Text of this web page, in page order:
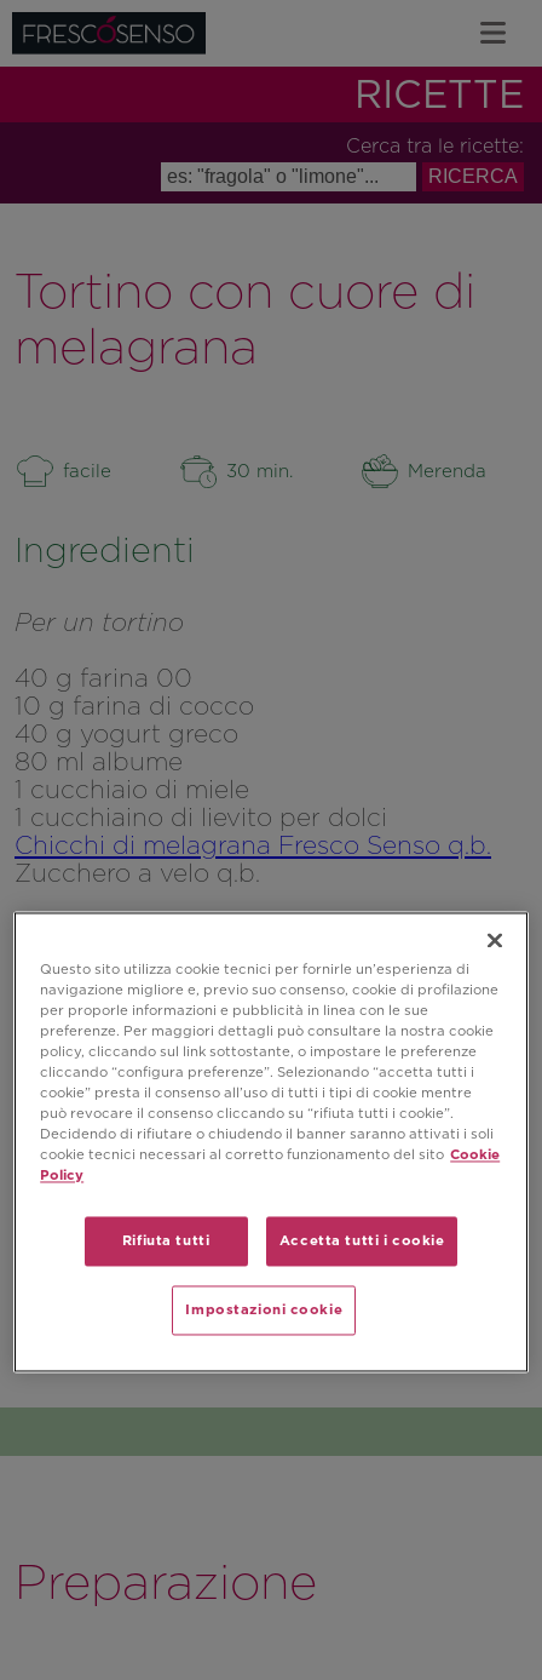
RICETTE
Cerca tra le ricette:
Tortino con cuore di
melagrana
facile 30 min. Merenda
Ingredienti
Per un tortino
40 g farina 00
10 g farina di cocco
40 g yogurt greco
80 ml albume
1 cucchiaio di miele
1 cucchiaino di lievito per dolci
Chicchi di melagrana Fresco Senso q.b.
Zucchero a velo q.b.
Preparazione
Questo sito utilizza cookie tecnici per fornirle un’esperienza di
navigazione migliore e, previo suo consenso, cookie di profilazione
per proporle informazioni e pubblicità in linea con le sue
preferenze. Per maggiori dettagli può consultare la nostra cookie
policy, cliccando sul link sottostante, o impostare le preferenze
cliccando “configura preferenze”. Selezionando “accetta tutti i
cookie” presta il consenso all’uso di tutti i tipi di cookie mentre
può revocare il consenso cliccando su “rifiuta tutti i cookie”.
Decidendo di rifiutare o chiudendo il banner saranno attivati i soli
cookie tecnici necessari al corretto funzionamento del sito Cookie
Policy
Rifiuta tutti Accetta tutti i cookie
Impostazioni cookie